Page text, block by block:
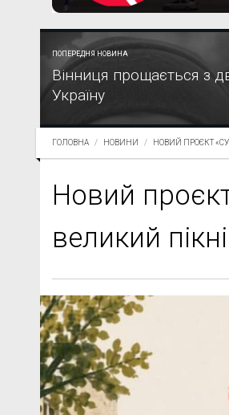
ПОПЕРЕДНЯ НОВИНА
Вінниця прощається з
Україну
ГОЛОВНА НОВИНИ НОВИЙ ПРОЄКТ
Новий
великий